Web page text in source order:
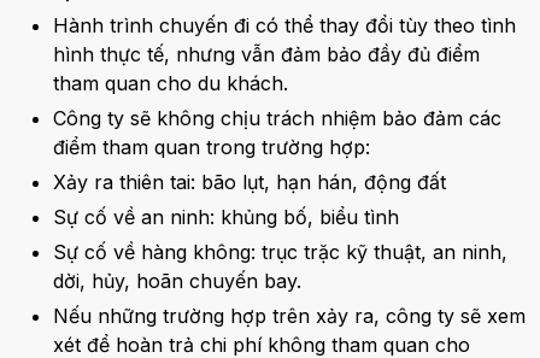
Hành trình chuyến đi có thể thay đổi tùy theo tình
hình thực tế, nhưng vẫn đảm bảo đầy đủ điểm
tham quan cho du khách.
Công ty sẽ không chịu trách nhiệm bảo đảm các
điểm tham quan trong trường hợp:
Xảy ra thiên tai: bão lụt, hạn hán, động đất
Sự cố về an ninh: khủng bố, biểu tình
Sự cố về hàng không: trục trặc kỹ thuật, an ninh,
dời, hủy, hoãn chuyến bay.
Nếu những trường hợp trên xảy ra, công ty sẽ xem
xét để hoàn trả chi phí không tham quan cho